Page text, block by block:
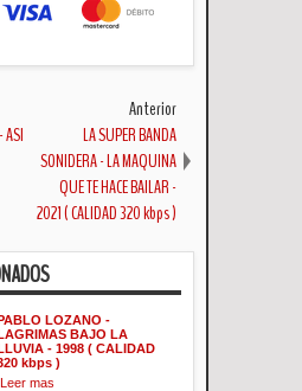
ASI
Anterior
LA SUPER BANDA
SONIDERA - LA MAQUINA
QUE TE HACE BAILAR -
2021 ( CALIDAD 320 kbps )
LOZANO -
BAJO LA
- 1998 ( CALIDAD
kbps )
Leer mas